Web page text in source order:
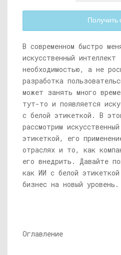
Получить
В современном быстро
искусственный
необходимостью, а не
разработка
может занять много
тут-то и появляется
с белой этикеткой. В
рассмотрим
этикеткой, его
отраслях и то, как
его внедрить. Давайте
как ИИ с белой
бизнес на новый уровень.
Оглавление